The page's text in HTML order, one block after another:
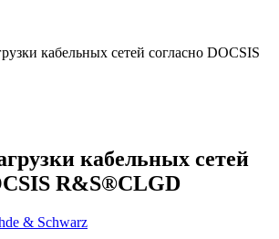
кабельных сетей согласно DOCSIS
кабельных сетей
R&S®CLGD
& Schwarz